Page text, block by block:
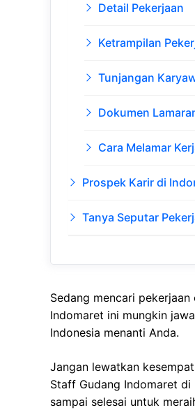
Detail Pekerjaan
Ketrampilan
Tunjangan
Dokumen
Cara Melamar
Prospek Karir di
Tanya Seputar
Sedang mencari
Indomaret ini mungkin
Indonesia menanti Anda.
Jangan lewatkan
Staff Gudang Indomaret di
sampai selesai untuk